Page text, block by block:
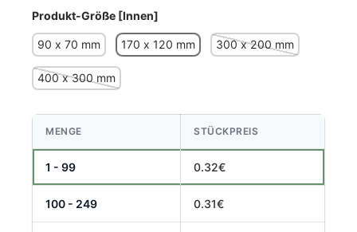
Produkt-Größe [Innen]
90 x 70 mm 170 x 120 mm 300 x 200 mm
400 x 300 mm
MENGE STÜCKPREIS
1 - 99 0.32€
100 - 249 0.31€